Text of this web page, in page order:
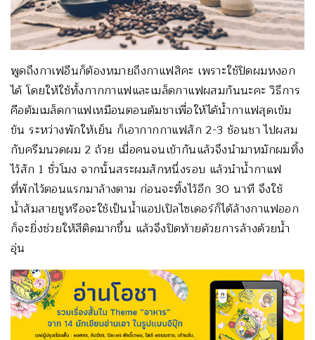
พูดถึงกาเฟอีนก็ต้องหมายถึงกาแฟสิคะ เพราะใช้ปิดผมหงอก
ได้ โดยให้ใช้ทั้งกากกาแฟและเมล็ดกาแฟผสมกันนะคะ วิธีการ
คือต้มเมล็ดกาแฟเหมือนตอนต้มชาเพื่อให้ได้น้ำกาแฟสุดเข้ม
ข้น ระหว่างพักให้เย็น ก็เอากากกาแฟสัก 2-3 ช้อนชา ไปผสม
กับครีมนวดผม 2 ถ้วย เมื่อคนจนเข้ากันแล้วจึงนำมาหมักผมทิ้ง
ไว้สัก 1 ชั่วโมง จากนั้นสระผมสักหนึ่งรอบ แล้วนำน้ำกาแฟ
ที่พักไว้ตอนแรกมาล้างตาม ก่อนจะทิ้งไว้อีก 30 นาที จึงใช้
น้ำส้มสายชูหรือจะใช้เป็นน้ำแอปเปิลไซเดอร์ก็ได้ล้างกาแฟออก
ก็จะยิ่งช่วยให้สีติดมากขึ้น แล้วจึงปิดท้ายด้วยการล้างด้วยน้ำ
อุ่น